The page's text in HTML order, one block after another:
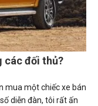
các đối thủ?
mua một chiếc xe bán
diễn đàn, tôi rất ấn